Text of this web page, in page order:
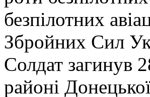
безпілотних
Збройних Сил
Солдат загинув
районі